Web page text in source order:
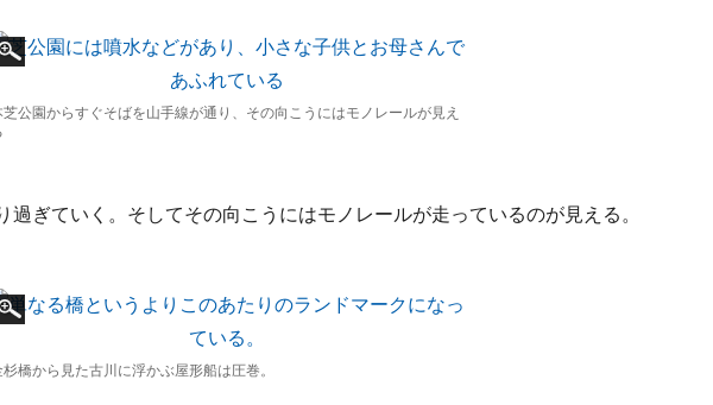
芝公園からすぐそばを山手線が通り、その向こうにはモノレールが見え
過ぎていく。そしてその向こうにはモノレールが走っているのが見える。
杉橋から見た古川に浮かぶ屋形船は圧巻。